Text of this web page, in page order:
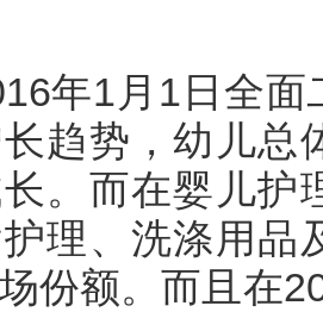
1月1日全面
趋势，幼儿总
。而在婴儿护
理、洗涤用品
份额。而且在